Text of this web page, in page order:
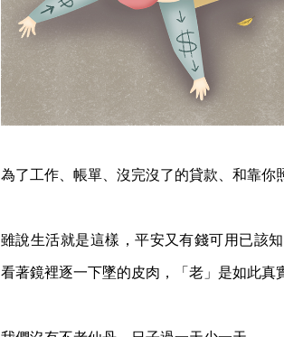
為了工作、帳單、沒完沒了的貸款、和靠你
雖說生活就是這樣，平安又有錢可用已該
看著鏡裡逐一下墜的皮肉，「老」是如此真